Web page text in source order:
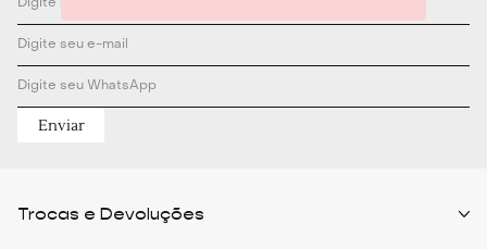
Enviar
Trocas e Devoluções